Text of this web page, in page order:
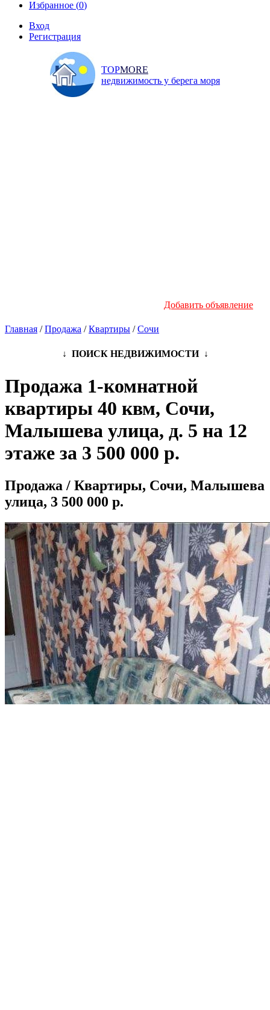
Избранное (0)
Вход
Регистрация
TOPMORE
недвижимость у берега моря
Добавить объявление
Главная /Продажа /Квартиры /Сочи
↓ ПОИСК НЕДВИЖИМОСТИ ↓
Продажа 1-комнатной
квартиры 40 квм, Сочи,
Малышева улица, д. 5 на 12
этаже за 3 500 000 р.
Продажа / Квартиры, Сочи, Малышева
улица, 3 500 000 р.